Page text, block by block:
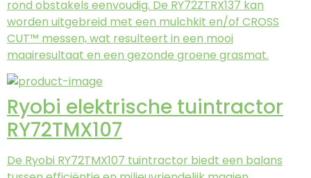
rond obstakels eenvoudig. De RY72ZTRX137 kan
worden uitgebreid met een mulchkit en/of CROSS
CUT™ messen, wat resulteert in een mooi
maairesultaat en een gezonde groene grasmat.
Ryobi elektrische tuintractor
RY72TMX107
De Ryobi RY72TMX107 tuintractor biedt een balans